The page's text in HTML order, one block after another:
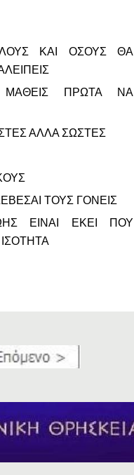
ΚΑΙ ΟΣΟΥΣ ΘΑ
ΠΡΩΤΑ ΝΑ
ΑΛΛΑ ΣΩΣΤΕΣ
ΤΟΥΣ ΓΟΝΕΙΣ
ΕΙΝΑΙ ΕΚΕΙ ΠΟΥ